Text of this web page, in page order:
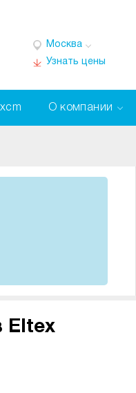
Москва
Узнать цены
О компании
Eltex